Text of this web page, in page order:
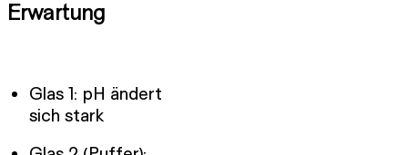
Erwartung
Glas 1: pH ändert
sich stark